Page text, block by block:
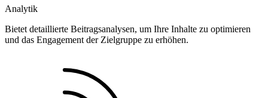
Analytik
Bietet detaillierte Beitragsanalysen, um Ihre Inhalte zu optimieren
und das Engagement der Zielgruppe zu erhöhen.